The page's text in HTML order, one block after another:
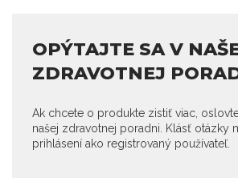
OPÝTAJTE SA V
ZDRAVOTNEJ
Ak chcete o produkte zistiť viac,
našej zdravotnej poradni. Klásť otázky
prihlásení ako registrovaný používateľ.